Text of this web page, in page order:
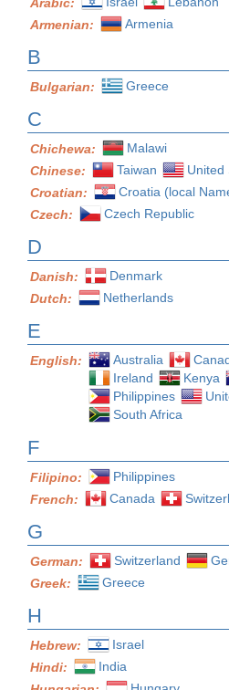
Armenian:
Armenia
B
Bulgarian: Greece
C
Chichewa:
Malawi
Chinese:
Taiwan
United
Croatian:
Croatia (local
Czech:
Czech Republic
D
Danish:
Denmark
Dutch:
Netherlands
E
English: Australia
Ireland
Kenya
Philippines
South Africa
F
Filipino:
Philippines
French:
Canada
G
German: Switzerland
Greek:
Greece
H
Hebrew:
Israel
Hindi:
India